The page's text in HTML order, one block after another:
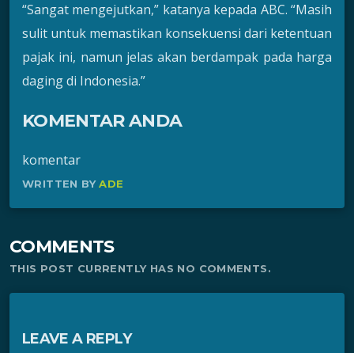
“Sangat mengejutkan,” katanya kepada ABC. “Masih
sulit untuk memastikan konsekuensi dari ketentuan
pajak ini, namun jelas akan berdampak pada harga
daging di Indonesia.”
KOMENTAR ANDA
komentar
WRITTEN BYADE
COMMENTS
THIS POST CURRENTLY HAS NO COMMENTS.
LEAVE A REPLY